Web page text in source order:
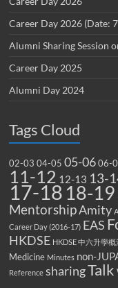
Career Day 2026 (Date:
Alumni Sharing Session
Career Day 2025
Alumni Day 2024
Tags Cloud
02-03 04-05 05-06 06-
11-12 12-13 13-
17-18 18-19
MentorshipAmity
Career Day (2016-17) EAS
HKDSE HKDSE 中六升學
Medicine Minutes non-
Reference sharingTalk